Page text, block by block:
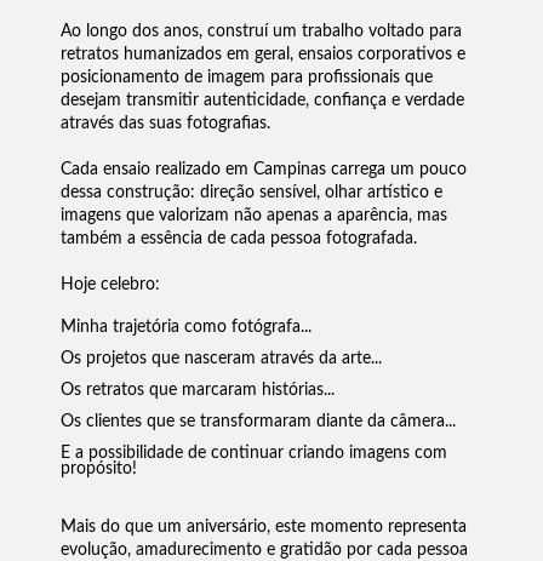
Ao longo dos anos, construí um trabalho voltado para
retratos humanizados em geral, ensaios corporativos e
posicionamento de imagem para profissionais que
desejam transmitir autenticidade, confiança e verdade
através das suas fotografias.
Cada ensaio realizado em Campinas carrega um pouco
dessa construção: direção sensível, olhar artístico e
imagens que valorizam não apenas a aparência, mas
também a essência de cada pessoa fotografada.
Hoje celebro:
Minha trajetória como fotógrafa...
Os projetos que nasceram através da arte...
Os retratos que marcaram histórias...
Os clientes que se transformaram diante da câmera...
E a possibilidade de continuar criando imagens com
propósito!
Mais do que um aniversário, este momento representa
evolução, amadurecimento e gratidão por cada pessoa